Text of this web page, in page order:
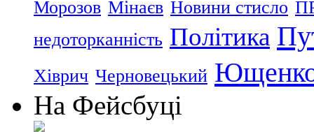
Морозов Мінаєв Новини стисло
недоторканність Політика
Хіврич Черновецький
На Фейсбуці